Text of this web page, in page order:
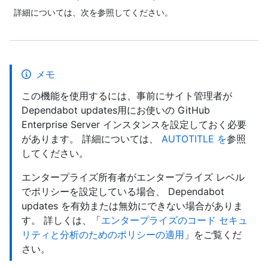
詳細については、次を参照してください。
メモ
この機能を使用するには、事前にサイト管理者が
Dependabot updates用にお使いの GitHub
Enterprise Server インスタンスを設定しておく必要
があります。 詳細については、 AUTOTITLE を参照
してください。
エンタープライズ所有者がエンタープライズ レベル
でポリシーを設定している場合、 Dependabot
updates を有効または無効にできない場合がありま
す。 詳しくは、「エンタープライズのコード セキュ
リティと分析のためのポリシーの適用 」をご覧くだ
さい。